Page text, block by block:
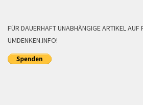
FÜR DAUERHAFT UNABHÄNGIGE ARTIKEL AUF
UMDENKEN.INFO!